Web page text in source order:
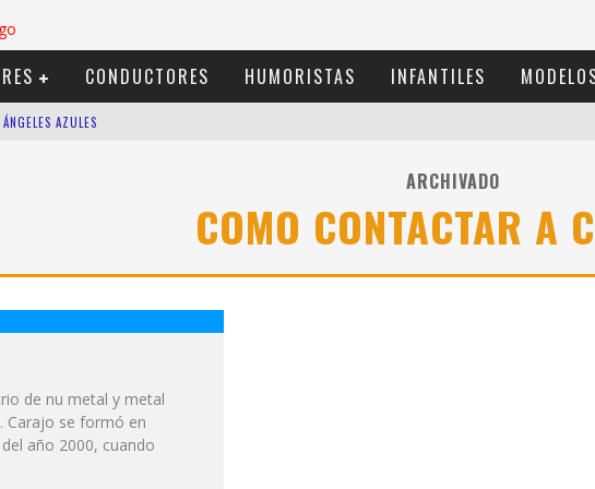
CONDUCTORES HUMORISTAS INFANTILES
AZULES
ARCHIVADO
COMO CONTACTAR A
de nu metal y metal
Carajo se formó en
año 2000, cuando